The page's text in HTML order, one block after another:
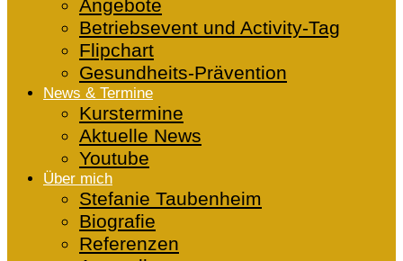
Angebote
Betriebsevent und Activity-Tag
Flipchart
Gesundheits-Prävention
News & Termine
Kurstermine
Aktuelle News
Youtube
Über mich
Stefanie Taubenheim
Biografie
Referenzen